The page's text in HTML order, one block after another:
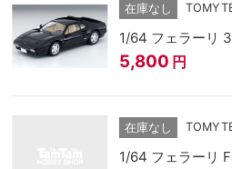
在庫なし
1/64 フェラーリ
5,800 円
在庫なし
1/64 フェラーリ